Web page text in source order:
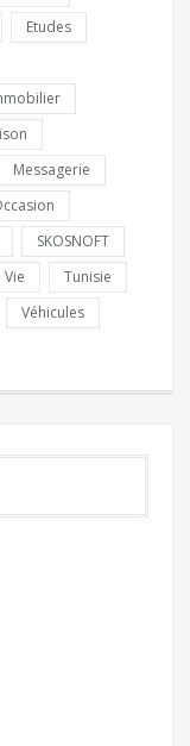
Etudes
Messagerie
SKOSNOFT
Vie
Tunisie
Véhicules